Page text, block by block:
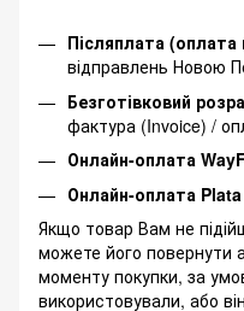
Післяплата (оплата
відправлень Новою
Безготівковий
фактура (Invoice) /
Онлайн-оплата
Онлайн-оплата
Якщо товар Вам не
можете його повернути
моменту покупки, за
використовували, або